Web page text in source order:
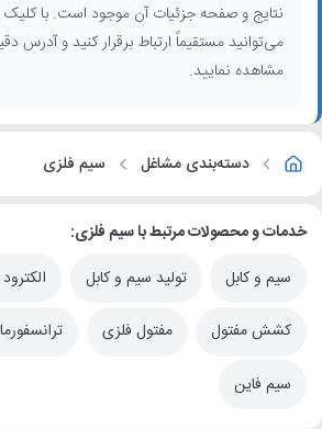
نتایج و صفحه جزئیات آن موجود است. با
می‌توانید مستقیماً ارتباط برقرار کنید و آدرس
مشاهده نمایید.
دسته‌بندی مشاغل سیم فلزی
خدمات و محصولات مرتبط با سیم فلزی:
سیم و کابل
تولید سیم و کابل
کشش مفتول مفتول فلزی
سیم فاین